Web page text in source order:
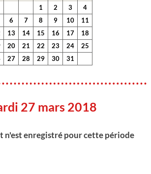
1 2 3
4
6 7 8 9 10
11
13 14 15 16 17
18
20 21 22 23 24
25
27 28 29 30 31
27 mars 2018
n'est enregistré pour cette période